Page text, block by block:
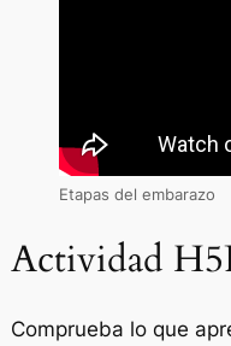
Etapas del embarazo
Actividad
Comprueba lo que